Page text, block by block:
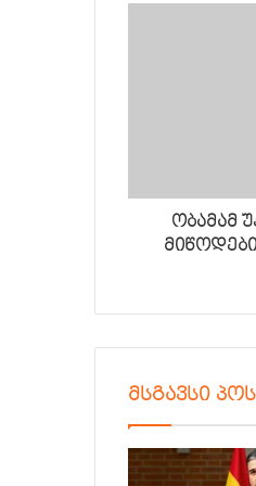
ობამამ
მსგავსი